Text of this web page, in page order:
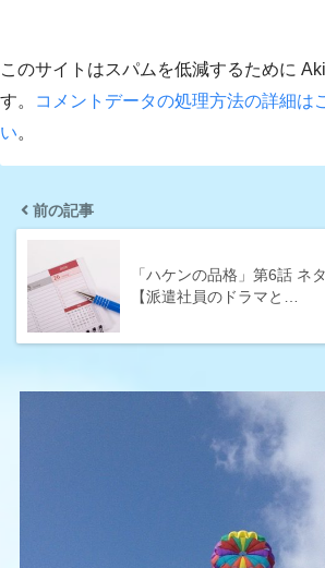
このサイトはスパムを低減するために
す。
コメントデータの処理方法の詳細は
い。
前の記事
「ハケンの品格」第6話 ネ
【派遣社員のドラマと…